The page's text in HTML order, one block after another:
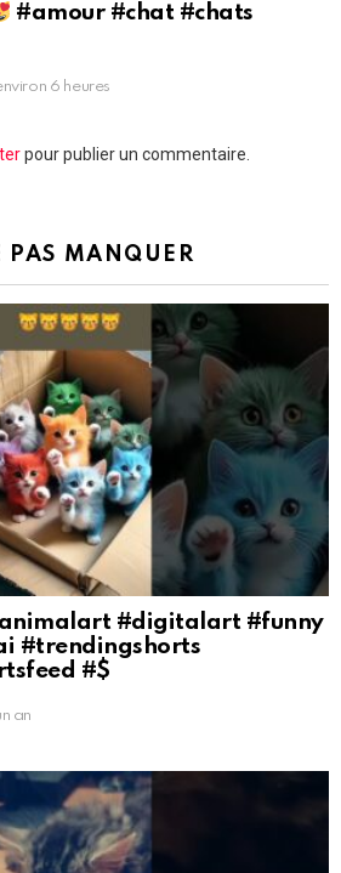
#amour #chat #chats
6 heures
pour publier un commentaire.
PAS MANQUER
#digitalart #funny
#trendingshorts
#$
an